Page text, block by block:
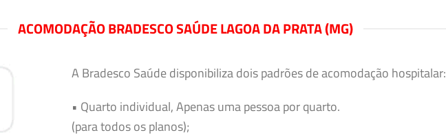
ACOMODAÇÃO BRADESCO SAÚDE LAGOA DA PRATA (MG)
A Bradesco Saúde disponibiliza dois padrões de acomodação hospitalar:
• Quarto individual, Apenas uma pessoa por quarto.
(para todos os planos);